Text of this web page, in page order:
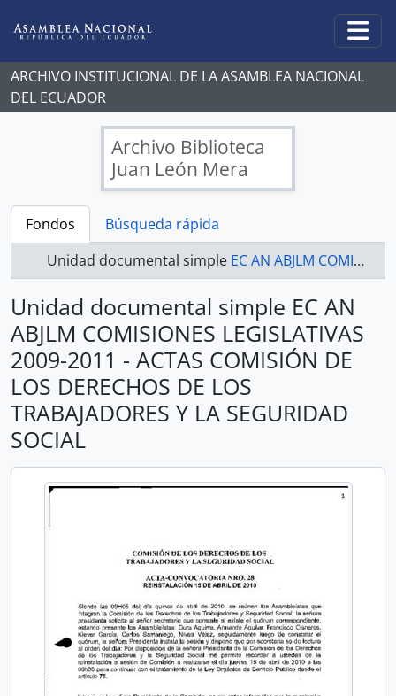
ARCHIVO INSTITUCIONAL DE LA ASAMBLEA NACIONAL
DEL ECUADOR
Archivo Biblioteca
Juan León Mera
Fondos
Búsqueda rápida
Unidad documental simple EC AN ABJLM COMISIONES LEGISLATIVAS 2009-2011 - ACTAS COMISIÓN DE LOS DERECHOS DE LOS TRABAJADORES Y LA SEGURIDAD SOCIAL
Unidad documental simple EC AN
ABJLM COMISIONES LEGISLATIVAS
2009-2011 - ACTAS COMISIÓN DE
LOS DERECHOS DE LOS
TRABAJADORES Y LA SEGURIDAD
SOCIAL